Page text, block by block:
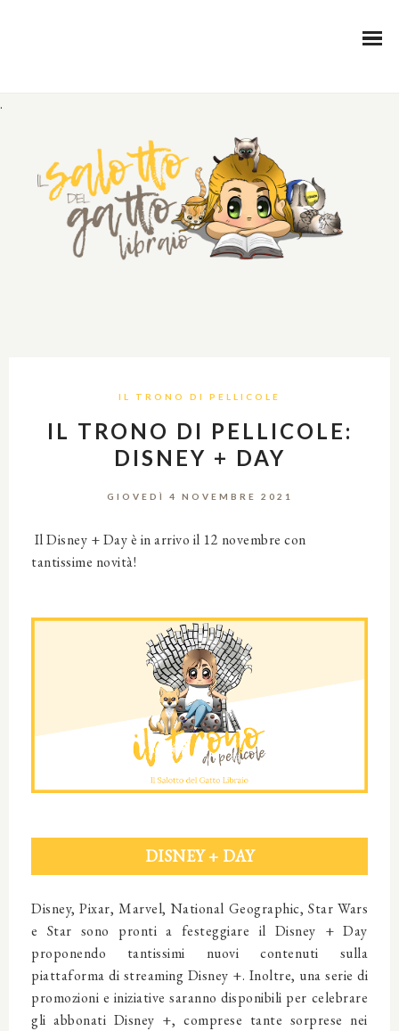
.
IL TRONO DI PELLICOLE
IL TRONO DI PELLICOLE:
DISNEY + DAY
GIOVEDÌ 4 NOVEMBRE 2021
Il Disney + Day è in arrivo il 12 novembre con
tantissime novità!
DISNEY + DAY
Disney, Pixar, Marvel, National Geographic, Star Wars
e Star sono pronti a festeggiare il Disney + Day
proponendo tantissimi nuovi contenuti sulla
piattaforma di streaming Disney +. Inoltre, una serie di
promozioni e iniziative saranno disponibili per celebrare
gli abbonati Disney +, comprese tante sorprese nei